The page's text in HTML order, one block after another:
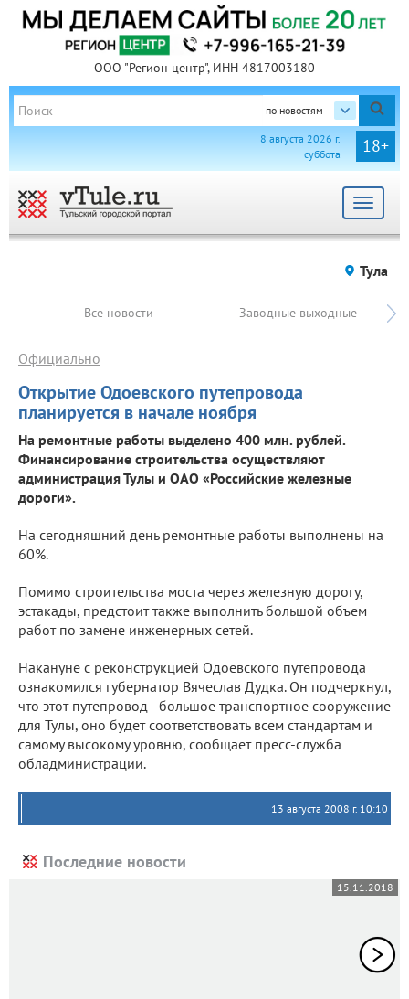
ООО "Регион центр", ИНН 4817003180
по новостям
18+
8 августа 2026 г.
суббота
Toggle
Тула
Все новости Заводные выходные
Открытие Одоевского путепровода
планируется в начале ноября
Официально
На ремонтные работы выделено 400 млн. рублей.
Финансирование строительства осуществляют
администрация Тулы и ОАО «Российские железные
дороги».
На сегодняшний день ремонтные работы выполнены на
60%.
Помимо строительства моста через железную дорогу,
эстакады, предстоит также выполнить большой объем
работ по замене инженерных сетей.
Накануне с реконструкцией Одоевского путепровода
ознакомился губернатор Вячеслав Дудка. Он подчеркнул,
что этот путепровод - большое транспортное сооружение
для Тулы, оно будет соответствовать всем стандартам и
самому высокому уровню, сообщает пресс-служба
обладминистрации.
13 августа 2008 г. 10:10
Последние новости
15.11.2018